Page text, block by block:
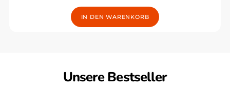
IN DEN WARENKORB
Unsere Bestseller